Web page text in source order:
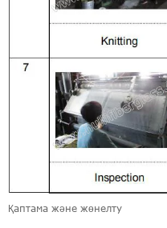
Қаптама және жөнелту